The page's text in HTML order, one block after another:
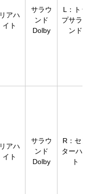
リアハ
イト
サラウ
ンド
Dolby
L：トッ
プサラウ
ンド
リアハ
イト
サラウ
ンド
Dolby
R：セン
ターハイ
ト